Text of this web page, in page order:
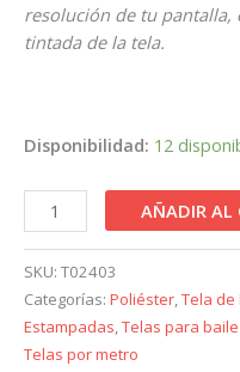
resolución de tu pantalla,
tintada de la tela.
Disponibilidad: 12
AÑADIR AL
SKU: T02403
Categorías: Poliéster,Tela de
Estampadas,Telas para
Telas por metro